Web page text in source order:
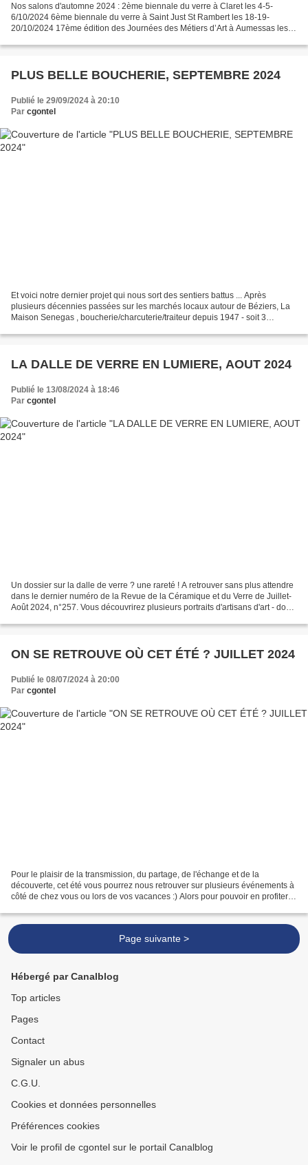
Nos salons d'automne 2024 : 2ème biennale du verre à Claret les 4-5-
6/10/2024 6ème biennale du verre à Saint Just St Rambert les 18-19-
20/10/2024 17ème édition des Journées des Métiers d’Art à Aumessas les
PLUS BELLE BOUCHERIE, SEPTEMBRE 2024
Publié le 29/09/2024 à 20:10
Par cgontel
Et voici notre dernier projet qui nous sort des sentiers battus ... Après
plusieurs décennies passées sur les marchés locaux autour de Béziers, La
Maison Senegas , boucherie/charcuterie/traiteur depuis 1947 - soit 3
LA DALLE DE VERRE EN LUMIERE, AOUT 2024
Publié le 13/08/2024 à 18:46
Par cgontel
Un dossier sur la dalle de verre ? une rareté ! A retrouver sans plus attendre
dans le dernier numéro de la Revue de la Céramique et du Verre de Juillet-
Août 2024, n°257. Vous découvrirez plusieurs portraits d'artisans d'art - dont
ON SE RETROUVE OÙ CET ÉTÉ ? JUILLET 2024
Publié le 08/07/2024 à 20:00
Par cgontel
Pour le plaisir de la transmission, du partage, de l'échange et de la
découverte, cet été vous pourrez nous retrouver sur plusieurs événements à
côté de chez vous ou lors de vos vacances :) Alors pour pouvoir en profiter et
Page suivante >
Hébergé par Canalblog
Top articles
Pages
Contact
Signaler un abus
C.G.U.
Cookies et données personnelles
Préférences cookies
Voir le profil de cgontel sur le portail Canalblog